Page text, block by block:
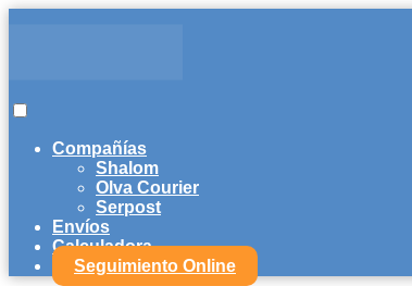
Compañías
Shalom
Olva Courier
Serpost
Envíos
Calculadora
Seguimiento Online